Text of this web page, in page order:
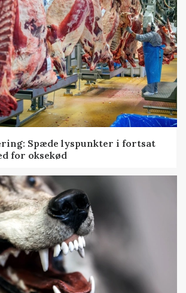
Spæde lyspunkter i fortsat
for oksekød